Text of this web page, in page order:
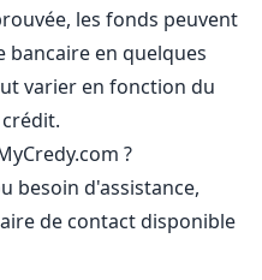
les fonds peuvent
bancaire en quelques
varier en fonction du
?
besoin d'assistance,
de contact disponible